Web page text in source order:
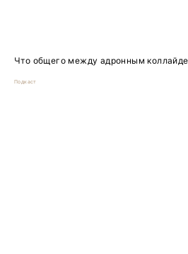
Что общего между адронным
Подкаст